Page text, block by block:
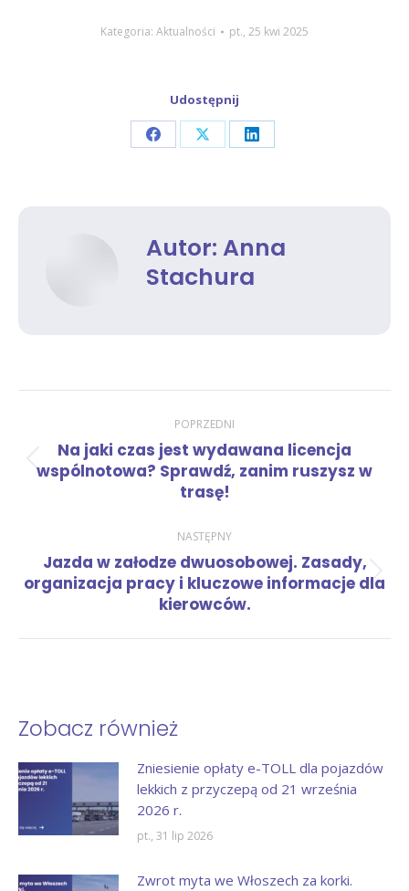
Kategoria: Aktualności pt., 25 kwi 2025
Udostępnij
Share Share Share
Autor: Anna
Stachura
Nawigacja
wpisów
POPRZEDNI
Poprzedni
wpis:
Na jaki czas jest wydawana licencja
wspólnotowa? Sprawdź, zanim ruszysz w
trasę!
NASTĘPNY
Następny
wpis:
Jazda w załodze dwuosobowej. Zasady,
organizacja pracy i kluczowe informacje dla
kierowców.
Zobacz również
Zniesienie opłaty e-TOLL dla pojazdów
lekkich z przyczepą od 21 września
2026 r.
pt., 31 lip 2026
Zwrot myta we Włoszech za korki.